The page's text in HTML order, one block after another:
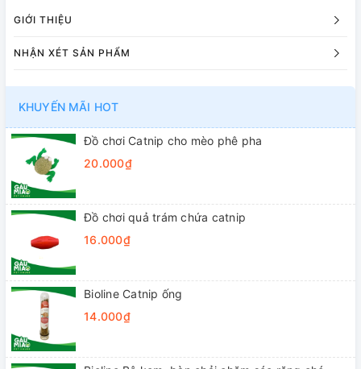
GIỚI THIỆU
NHẬN XÉT SẢN PHẨM
KHUYẾN MÃI HOT
Đồ chơi Catnip cho mèo phê pha
20.000₫
Đồ chơi quả trám chứa catnip
16.000₫
Bioline Catnip ống
14.000₫